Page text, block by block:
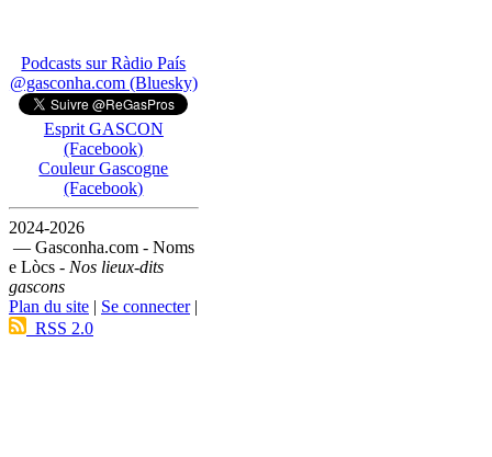
Podcasts sur Ràdio País
@gasconha.com (Bluesky)
Esprit GASCON
(Facebook)
Couleur Gascogne
(Facebook)
2024-2026
— Gasconha.com - Noms
e Lòcs - Nos lieux-dits
gascons
Plan du site | Se connecter|
RSS 2.0